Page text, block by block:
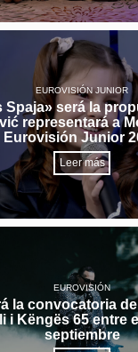
EUROVISIÓN JUNIOR
Spaja» será la
representará a
Eurovisión Junior
Leer más
EUROVISIÓN
la convocatoria
i Këngës 65 entre
septiembre